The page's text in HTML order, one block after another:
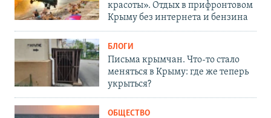
красоты». Отдых в прифронтовом
Крыму без интернета и бензина
БЛОГИ
Письма крымчан. Что-то стало
меняться в Крыму: где же теперь
укрыться?
ОБЩЕСТВО